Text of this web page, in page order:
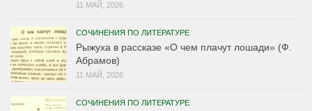
11 МАЙ, 2026
СОЧИНЕНИЯ ПО ЛИТЕРАТУРЕ
Рыжуха в рассказе «О чем плачут лошади» (Ф.
Абрамов)
11 МАЙ, 2026
СОЧИНЕНИЯ ПО ЛИТЕРАТУРЕ